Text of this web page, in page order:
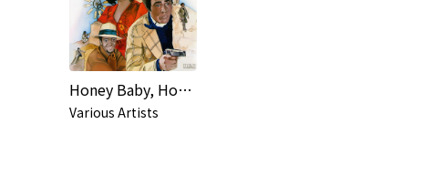
Honey Baby, Honey Baby
Various Artists